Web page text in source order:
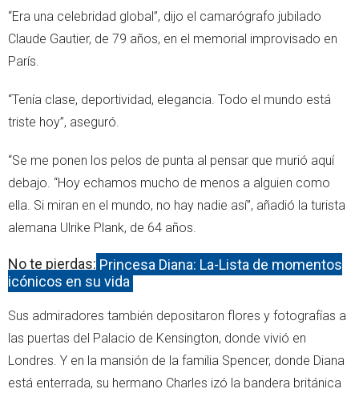
“Era una celebridad global”, dijo el camarógrafo jubilado
Claude Gautier, de 79 años, en el memorial improvisado en
París.
“Tenía clase, deportividad, elegancia. Todo el mundo está
triste hoy”, aseguró.
“Se me ponen los pelos de punta al pensar que murió aquí
debajo. “Hoy echamos mucho de menos a alguien como
ella. Si miran en el mundo, no hay nadie así”, añadió la turista
alemana Ulrike Plank, de 64 años.
No te pierdas: Princesa Diana: La-Lista de momentos
icónicos en su vida
Sus admiradores también depositaron flores y fotografías a
las puertas del Palacio de Kensington, donde vivió en
Londres. Y en la mansión de la familia Spencer, donde Diana
está enterrada, su hermano Charles izó la bandera británica